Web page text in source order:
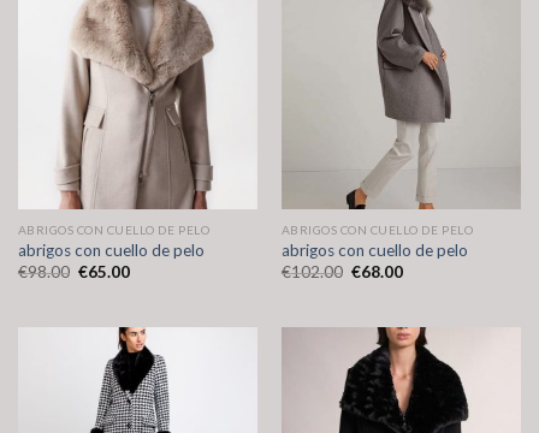
ABRIGOS CON CUELLO DE PELO
abrigos con cuello de pelo
€98.00 €65.00
ABRIGOS CON CUELLO DE PELO
abrigos con cuello de pelo
€102.00 €68.00